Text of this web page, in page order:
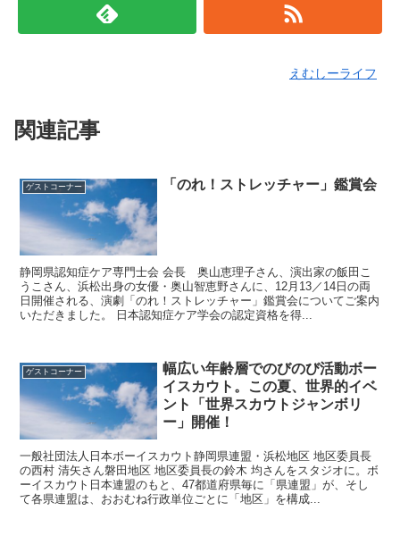
えむしーライフ
関連記事
ゲストコーナー 「のれ！ストレッチャー」鑑賞会
静岡県認知症ケア専門士会 会長 奥山恵理子さん、演出家の飯田こ
うこさん、浜松出身の女優・奥山智恵野さんに、12月13／14日の両
日開催される、演劇「のれ！ストレッチャー」鑑賞会についてご案内
いただきました。 日本認知症ケア学会の認定資格を得...
ゲストコーナー
幅広い年齢層でのびのび活動ボー
イスカウト。この夏、世界的イベ
ント「世界スカウトジャンボリ
ー」開催！
一般社団法人日本ボーイスカウト静岡県連盟・浜松地区 地区委員長
の西村 清矢さん磐田地区 地区委員長の鈴木 均さんをスタジオに。ボ
ーイスカウト日本連盟のもと、47都道府県毎に「県連盟」が、そし
て各県連盟は、おおむね行政単位ごとに「地区」を構成...